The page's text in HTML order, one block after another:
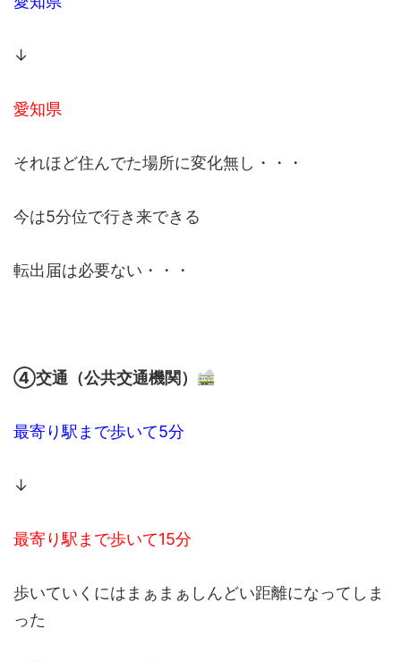
↓
愛知県
それほど住んでた場所に変化無し・・・
今は5分位で行き来できる
転出届は必要ない・・・
④交通（公共交通機関）
最寄り駅まで歩いて5分
↓
最寄り駅まで歩いて15分
歩いていくにはまぁまぁしんどい距離になってしま
った